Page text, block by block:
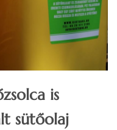
is
sütőolaj